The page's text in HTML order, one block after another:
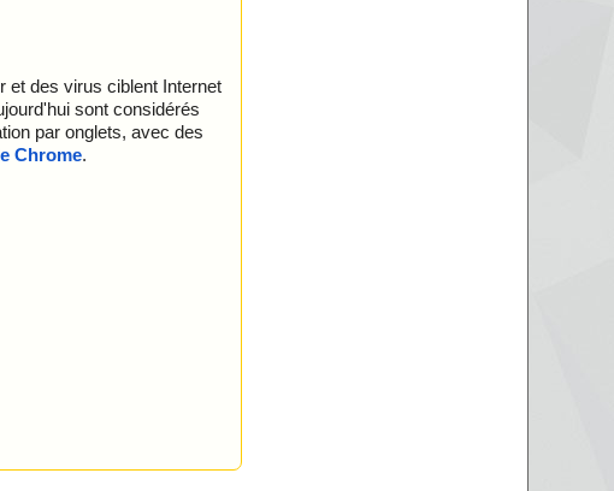
et des virus ciblent Internet
sont considérés
par onglets, avec des
Chrome.